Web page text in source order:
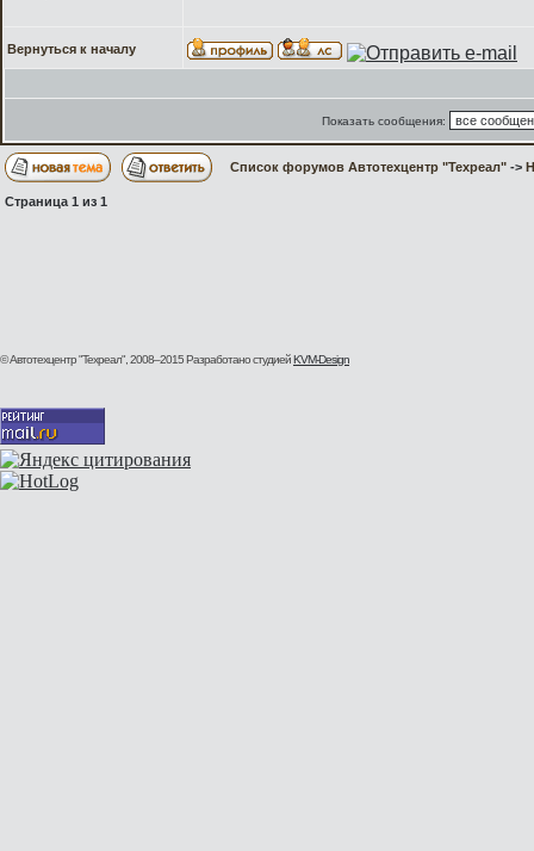
Вернуться к началу
Показать сообщения:
Список форумов Автотехцентр "Техреал" ->
Страница 1 из 1
© Автотехцентр "Техреал", 2008–2015Разработано студиейKVM-Design